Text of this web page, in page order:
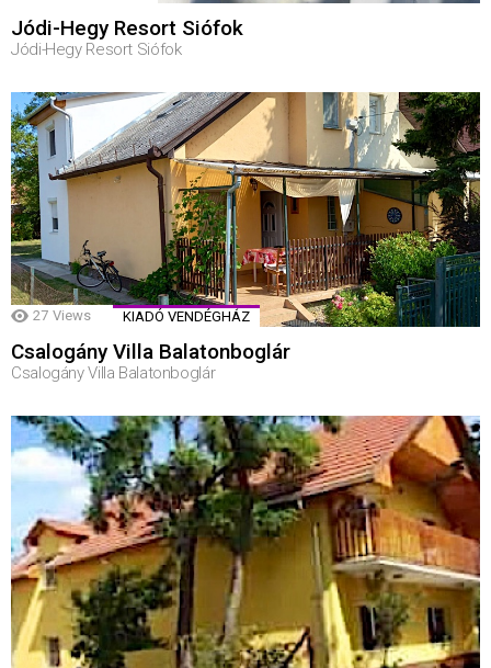
Jódi-Hegy Resort Siófok
Jódi-Hegy Resort Siófok
27 Views KIADÓ VENDÉGHÁZ
Csalogány Villa Balatonboglár
Csalogány Villa Balatonboglár